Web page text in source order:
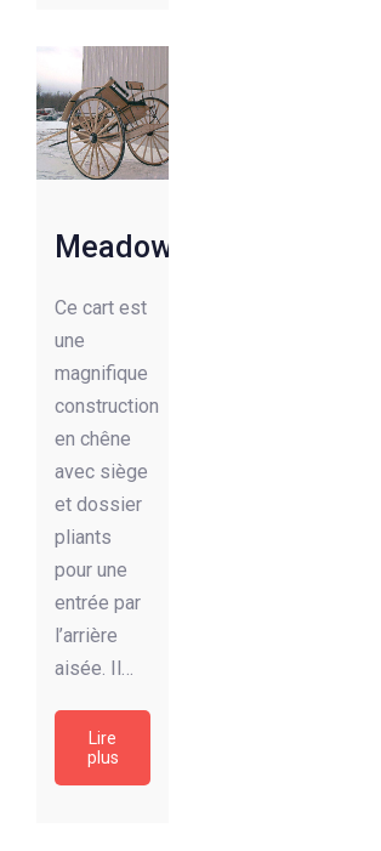
Meadowbrook
Ce cart est
une
magnifique
construction
en chêne
avec siège
et dossier
pliants
pour une
entrée par
l’arrière
aisée. Il…
Lire
plus